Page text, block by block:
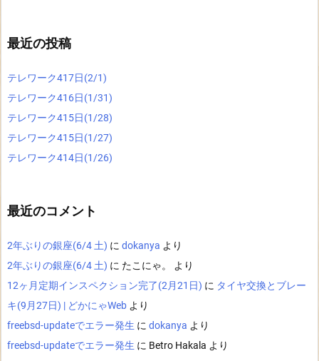
最近の投稿
テレワーク417日(2/1)
テレワーク416日(1/31)
テレワーク415日(1/28)
テレワーク415日(1/27)
テレワーク414日(1/26)
最近のコメント
2年ぶりの銀座(6/4 土) に dokanya より
2年ぶりの銀座(6/4 土) に たこにゃ。
より
12ヶ月定期インスペクション完了(2月21日) に タイヤ交換とブレー
キ(9月27日) | どかにゃWeb より
freebsd-updateでエラー発生 に dokanya より
freebsd-updateでエラー発生 に Betro Hakala より